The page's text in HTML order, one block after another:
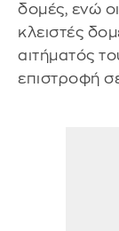
δομές, ενώ
κλειστές
αιτήματός
επιστροφή